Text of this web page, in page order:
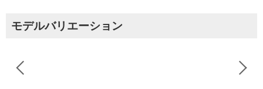
モデルバリエーション